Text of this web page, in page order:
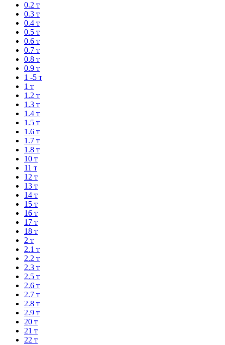
0.2 т
0.3 т
0.4 т
0.5 т
0.6 т
0.7 т
0.8 т
0.9 т
1 -5 т
1 т
1.2 т
1.3 т
1.4 т
1.5 т
1.6 т
1.7 т
1.8 т
10 т
11 т
12 т
13 т
14 т
15 т
16 т
17 т
18 т
2 т
2.1 т
2.2 т
2.3 т
2.5 т
2.6 т
2.7 т
2.8 т
2.9 т
20 т
21 т
22 т